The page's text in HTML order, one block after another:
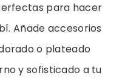
para hacer
Añade accesorios
o plateado
y sofisticado a tu